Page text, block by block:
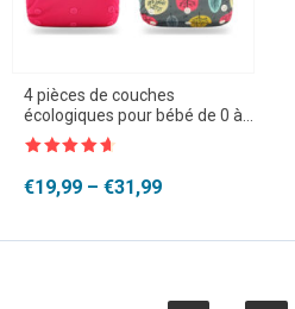
4 pièces de couches
écologiques pour bébé de 0 à
2 ans et de 3 à 15kg
€19,99 – €31,99
Plage